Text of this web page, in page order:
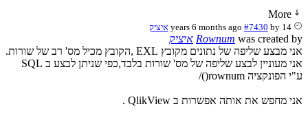
More
14 years 6 months ago
#7430 by איציק
Rownum was created by
איציק
אני מבצע שליפה של נתונים מקובץ EXL ,הקובץ מכיל מס' רב של שורות.
אני מעוניין לבצע שליפה של מס' שורות בלבד,כפי שניתן לבצע ב SQL
ע"י הפונקציה rownum()/
אני מחפש את אותה אפשרות ב QlikView .